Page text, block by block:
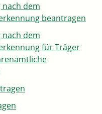
dem
beantragen
dem
für Träger